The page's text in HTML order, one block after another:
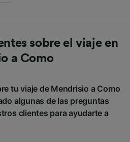
sobre el viaje en
a Como
tu viaje de Mendrisio a Como
algunas de las preguntas
clientes para ayudarte a